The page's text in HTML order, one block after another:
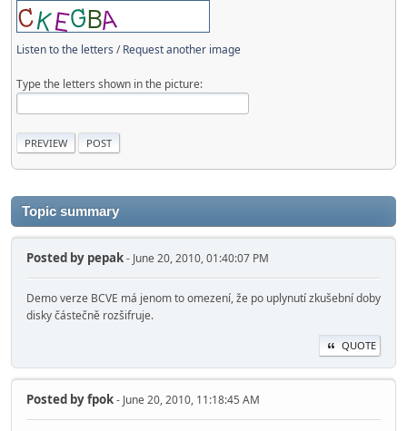
Listen to the letters /Request another image
Type the letters shown in the picture:
Topic summary
Posted by pepak- June 20, 2010, 01:40:07 PM
Demo verze BCVE má jenom to omezení, že po uplynutí zkušební doby
disky částečně rozšifruje.
QUOTE
Posted byfpok- June 20, 2010, 11:18:45 AM